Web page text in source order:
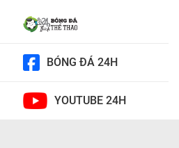
BÓNG ĐÁ 24H
YOUTUBE 24H